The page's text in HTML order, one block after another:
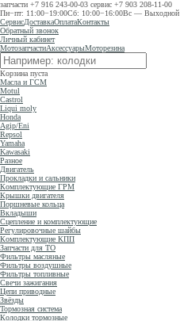
запчасти +7 916 243-00-03 сервис +7 903 208-11-00
Пн−пт: 11:00−19:00Сб: 10:00−16:00Вс — Выходной
СервисДоставкаОплатаКонтакты
Обратный звонок
Личный кабинет
МотозапчастиАксессуарыМоторезина
Корзина пуста
Масла и ГСМ
Motul
Castrol
Liqui moly
Honda
Agip/Eni
Repsol
Yamaha
Kawasaki
Разное
Двигатель
Прокладки и сальники
Комплектующие ГРМ
Крышки двигателя
Поршневые кольца
Вкладыши
Сцепление и комплектующие
Регулировочные шайбы
Комплектующие КПП
Запчасти для ТО
Фильтры масляные
Фильтры воздушные
Фильтры топливные
Свечи зажигания
Цепи приводные
Звёзды
Тормозная система
Колодки тормозные